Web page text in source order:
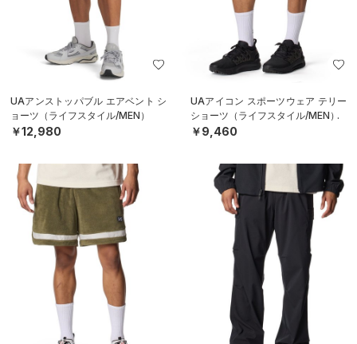
UAアンストッパブル エアベント シ
ョーツ（ライフスタイル/MEN）
￥12,980
UAアイコン スポーツウェア テリー
ショーツ（ライフスタイル/MEN）
￥9,460